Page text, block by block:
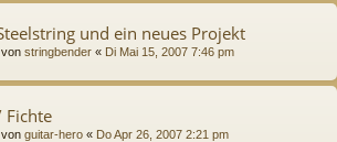
und ein neues Projekt
stringbender « Di Mai 15, 2007 7:46 pm
Fichte
guitar-hero « Do Apr 26, 2007 2:21 pm